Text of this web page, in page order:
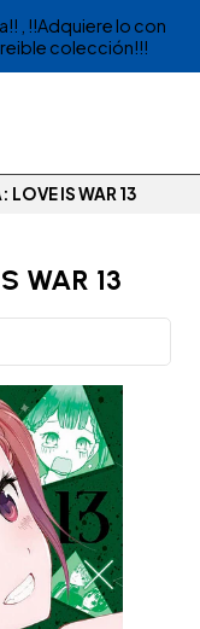
, !!Adquiere lo con
colección!!!
IS WAR 13
WAR 13